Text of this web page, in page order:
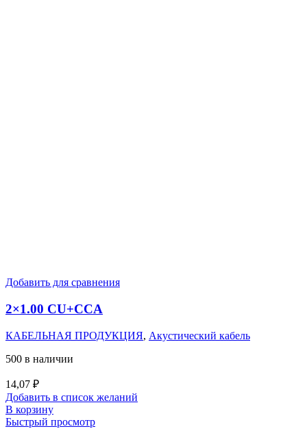
Добавить для сравнения
2×1.00 CU+CCA
КАБЕЛЬНАЯ ПРОДУКЦИЯ, Акустический кабель
500 в наличии
14,07 ₽
Добавить в список желаний
В корзину
Быстрый просмотр